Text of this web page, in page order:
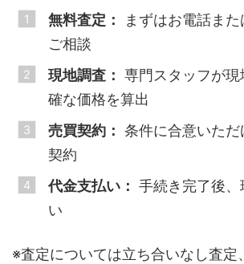
無料査定：
まずはお電話ま
ご相談
現地調査： 専門スタッフが
確な価格を算出
売買契約： 条件に合意いた
契約
代金支払い： 手続き完了後
い
※査定については立ち合いなし査定